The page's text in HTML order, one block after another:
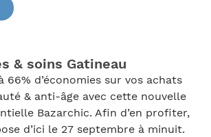
& soins Gatineau
66% d’économies sur vos achats
& anti-âge avec cette nouvelle
Bazarchic. Afin d’en profiter,
d’ici le 27 septembre à minuit.